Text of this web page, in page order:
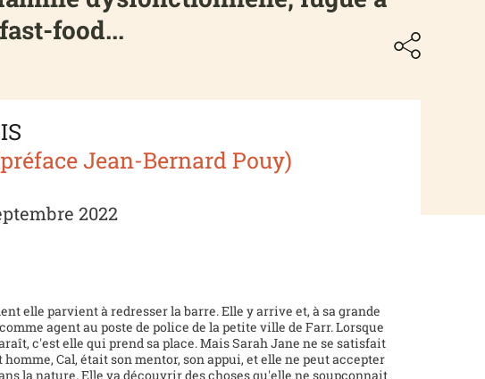
food...
Jean-Bernard Pouy)
2022
elle parvient à redresser la barre. Elle y arrive et, à sa grande
agent au poste de police de la petite ville de Farr. Lorsque
c'est elle qui prend sa place. Mais Sarah Jane ne se satisfait
homme, Cal, était son mentor, son appui, et elle ne peut accepter
la nature. Elle va découvrir des choses qu'elle ne soupçonnait